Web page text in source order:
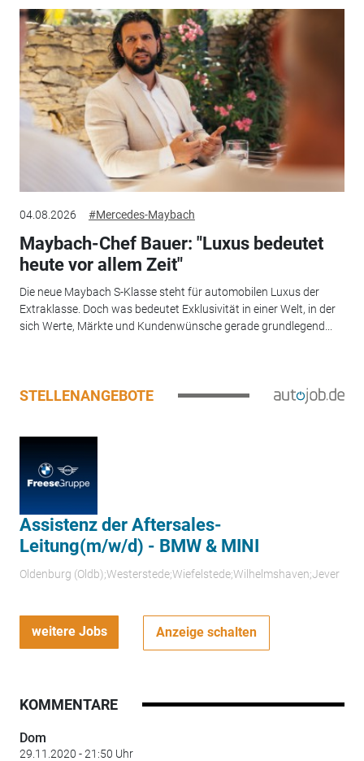
04.08.2026 #Mercedes-Maybach
Maybach-Chef Bauer: "Luxus bedeutet
heute vor allem Zeit"
Die neue Maybach S-Klasse steht für automobilen Luxus der
Extraklasse. Doch was bedeutet Exklusivität in einer Welt, in der
sich Werte, Märkte und Kundenwünsche gerade grundlegend...
STELLENANGEBOTE
Assistenz der Aftersales-
Leitung(m/w/d) - BMW & MINI
Oldenburg (Oldb);Westerstede;Wiefelstede;Wilhelmshaven;Jever
weitere Jobs Anzeige schalten
KOMMENTARE
Dom
29.11.2020 - 21:50 Uhr